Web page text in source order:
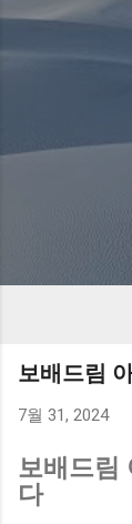
보배드림
7월 31, 2024
보배드림
다